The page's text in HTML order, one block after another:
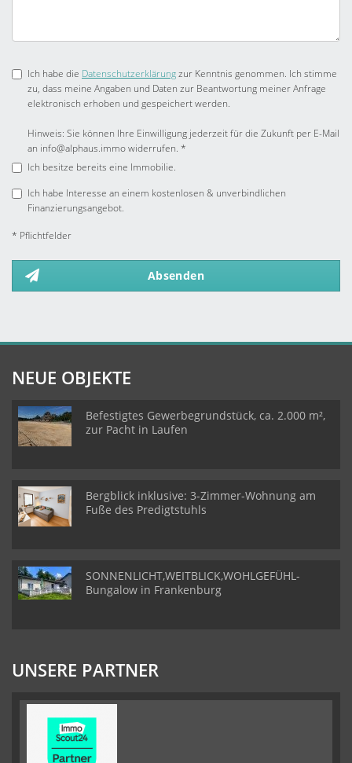
Ich habe die Datenschutzerklärungzur Kenntnis genommen. Ich stimme
zu, dass meine Angaben und Daten zur Beantwortung meiner Anfrage
elektronisch erhoben und gespeichert werden.
Hinweis: Sie können Ihre Einwilligung jederzeit für die Zukunft per E-Mail
an info@alphaus.immo widerrufen. *
Ich besitze bereits eine Immobilie.
Ich habe Interesse an einem kostenlosen & unverbindlichen
Finanzierungsangebot.
* Pflichtfelder
Absenden
NEUE OBJEKTE
Befestigtes Gewerbegrundstück, ca. 2.000 m²,
zur Pacht in Laufen
Bergblick inklusive: 3-Zimmer-Wohnung am
Fuße des Predigtstuhls
SONNENLICHT,WEITBLICK,WOHLGEFÜHL-
Bungalow in Frankenburg
UNSERE PARTNER